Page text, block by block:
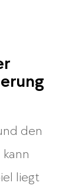
den
liegt